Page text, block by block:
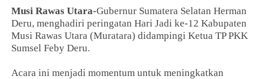
Musi Rawas Utara-Gubernur Sumatera Selatan Herman
Deru, menghadiri peringatan Hari Jadi ke-12 Kabupaten
Musi Rawas Utara (Muratara) didampingi Ketua TP PKK
Sumsel Feby Deru.
Acara ini menjadi momentum untuk meningkatkan